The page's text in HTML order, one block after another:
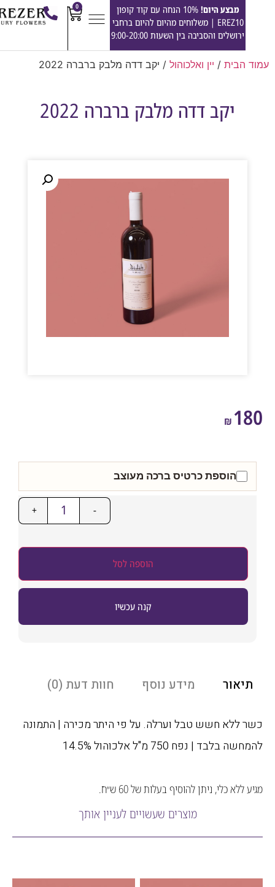
מבצע היום!
10% הנחה עם קוד קופון
EREZ10 | משלוחים מהיום להיום ברחבי
ירושלים והסביבה בין השעות 9:00-20:00
/יין ואלכוהול/ יקב דדה מלבק ברברה 2022
יקב דדה מלבק ברברה 2022
₪
הוספת כרטיס ברכה מעוצב
+
הוספה לסל
קנה עכשיו
מידע נוסף חוות דעת (0)
חשש טבל וערלה. על פי היתר מכירה | התמונה
| נפח 750 מ"ל אלכוהול 14.5%
כלי, ניתן להוסיף בעלות של 60 ש״ח.
מוצרים שעשויים לעניין אותך